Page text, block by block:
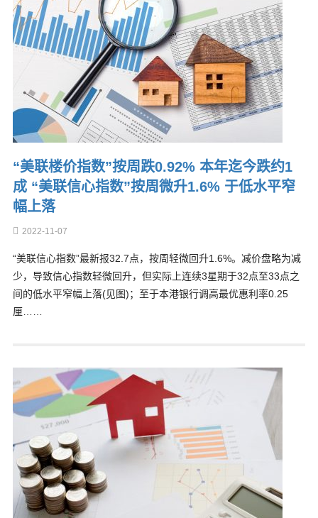
“美联楼价指数”按周跌0.92% 本年迄今跌约1
成 “美联信心指数”按周微升1.6% 于低水平窄
幅上落
2022-11-07
“美联信心指数”最新报32.7点，按周轻微回升1.6%。减价盘略为减
少，导致信心指数轻微回升，但实际上连续3星期于32点至33点之
间的低水平窄幅上落(见图)；至于本港银行调高最优惠利率0.25
厘……